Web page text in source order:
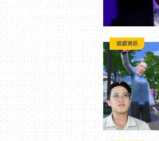
全
方
位
資
訊
遊戲資訊